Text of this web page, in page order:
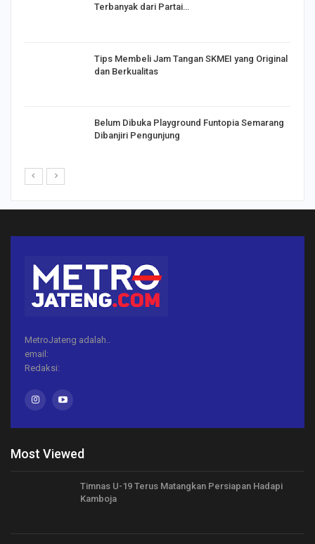
Terbanyak dari Partai…
Tips Membeli Jam Tangan SKMEI yang Original
dan Berkualitas
Belum Dibuka Playground Funtopia Semarang
Dibanjiri Pengunjung
MetroJateng adalah..
email:
Redaksi:
Most Viewed
Timnas U-19 Terus Matangkan Persiapan Hadapi
Kamboja